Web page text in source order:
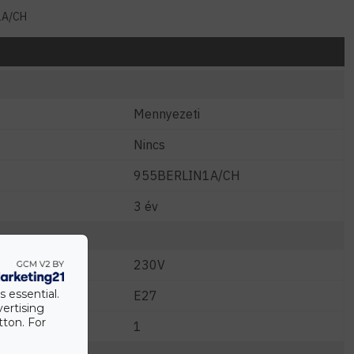
CH
Mennyezeti
Nincs
955BERLIN1A/CH
3 év
230V
E27
1
essential.
For